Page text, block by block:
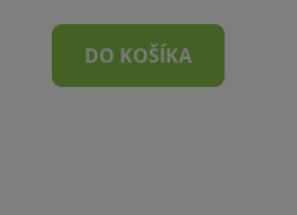
DO KOŠÍKA